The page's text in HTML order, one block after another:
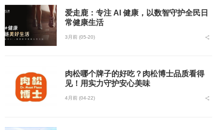
爱走鹿：专注 AI 健康，以数智守护全民日
常健康生活
3月前 (05-20)
肉松哪个牌子的好吃？肉松博士品质看得
见！用实力守护安心美味
4月前 (04-22)